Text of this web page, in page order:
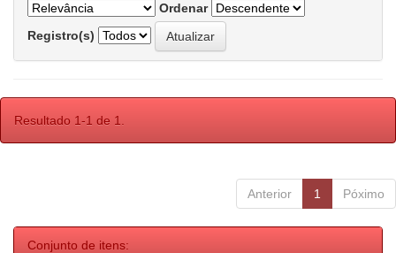
Ordenar
Registro(s)
Resultado 1-1 de 1.
Anterior 1 Póximo
Conjunto de itens: